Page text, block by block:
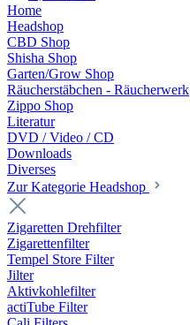
Home
Headshop
CBD Shop
Shisha Shop
Garten/Grow Shop
Räucherstäbchen - Räucherwerk
Zippo Shop
Literatur
DVD / Video / CD
Downloads
Diverses
Zur Kategorie Headshop
Zigaretten Drehfilter
Zigarettenfilter
Tempel Store Filter
Jilter
Aktivkohlefilter
actiTube Filter